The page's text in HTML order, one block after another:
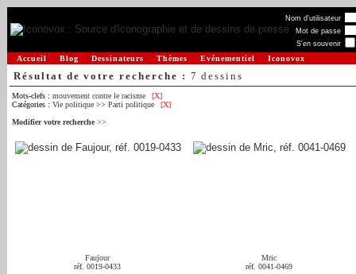
Nom d'utilisateur
Mot de passe
S'en souvenir
Accueil Blog Dessinateurs Thèmes Evénementiel Iconovox
Résultat de votre recherche : 7 dessins
Mots-clefs : mouvement contre le racisme
[X]
Catégories : Vie politique >> Parti politique
[X]
Modifier votre recherche >>
Faujour
réf. 0019-0433
Mric
réf. 0041-0469